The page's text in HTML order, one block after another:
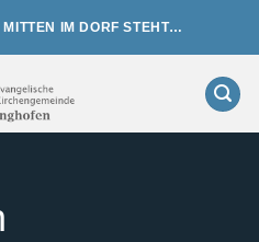
IM DORF STEHT…